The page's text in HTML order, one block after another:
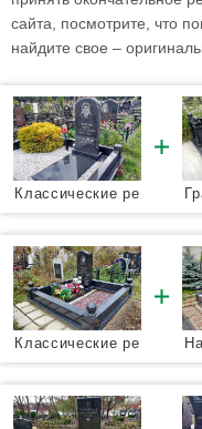
сайта, посмотрите, что
найдите свое –
Классические ре
шения
Классические ре
шения